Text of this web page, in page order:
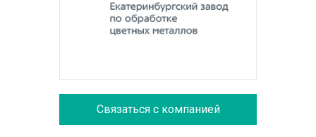
Связаться с компанией